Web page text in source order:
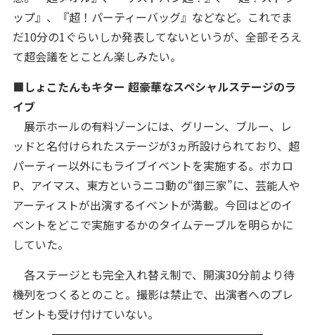
ップ』、『超！パーティーバッグ』などなど。これでま
だ10分の1ぐらいしか発表してないというが、全部そろえ
て超会議をとことん楽しみたい。
■しょこたんもキター 超豪華なスペシャルステージのラ
イブ
展示ホールの有料ゾーンには、グリーン、ブルー、レ
ッドと名付けられたステージが3ヵ所設けられており、超
パーティー以外にもライブイベントを実施する。ボカロ
P、アイマス、東方というニコ動の“御三家”に、芸能人や
アーティストが出演するイベントが満載。今回はどのイ
ベントをどこで実施するかのタイムテーブルを明らかに
していた。
各ステージとも完全入れ替え制で、開演30分前より待
機列をつくるとのこと。撮影は禁止で、出演者へのプレ
ゼントも受け付けていない。